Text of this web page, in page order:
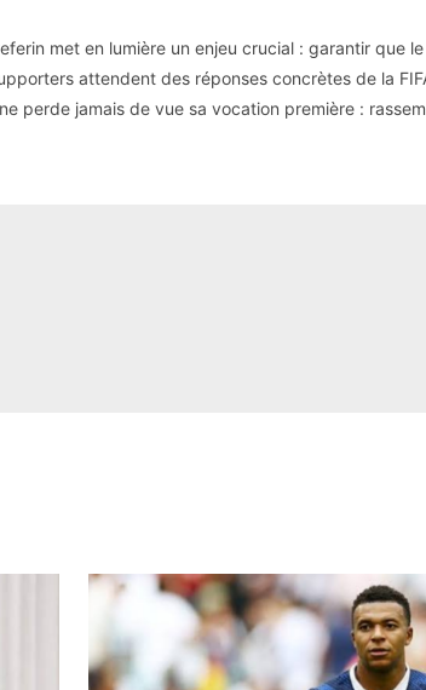
met en lumière un enjeu crucial : garantir que
attendent des réponses concrètes de la
perde jamais de vue sa vocation première :